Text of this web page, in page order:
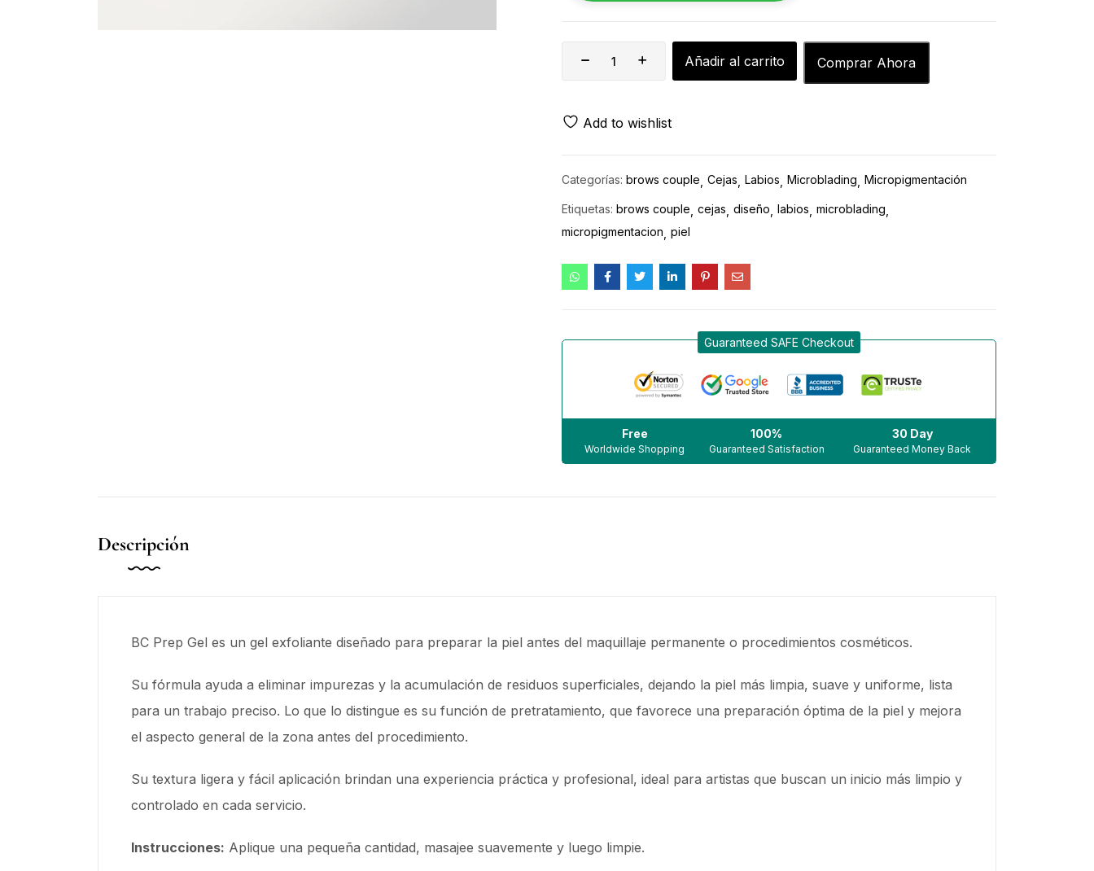
Añadir al carrito Comprar Ahora
Add to wishlist
Categorías: brows couple Cejas Labios Microblading Micropigmentación
Etiquetas: brows couple cejas diseño labios microblading
micropigmentacion piel
Guaranteed SAFE Checkout
Free
Worldwide Shopping
100%
Guaranteed Satisfaction
30 Day
Guaranteed Money Back
Descripción
BC Prep Gel es un gel exfoliante diseñado para preparar la piel antes del maquillaje permanente o procedimientos cosméticos.
Su fórmula ayuda a eliminar impurezas y la acumulación de residuos superficiales, dejando la piel más limpia, suave y uniforme, lista
para un trabajo preciso. Lo que lo distingue es su función de pretratamiento, que favorece una preparación óptima de la piel y mejora
el aspecto general de la zona antes del procedimiento.
Su textura ligera y fácil aplicación brindan una experiencia práctica y profesional, ideal para artistas que buscan un inicio más limpio y
controlado en cada servicio.
Instrucciones: Aplique una pequeña cantidad, masajee suavemente y luego limpie.